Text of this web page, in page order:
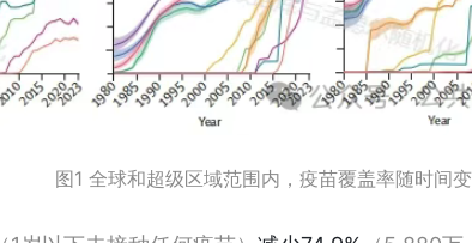
图1 全球和超级区域范围内，疫苗覆盖率随时间